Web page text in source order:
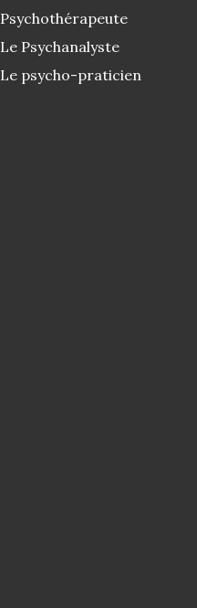
Psychothérapeute
Le Psychanalyste
Le psycho-praticien